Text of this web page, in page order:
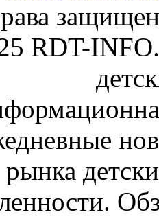
RDT-